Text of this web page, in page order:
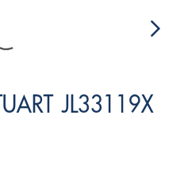
JL33119X